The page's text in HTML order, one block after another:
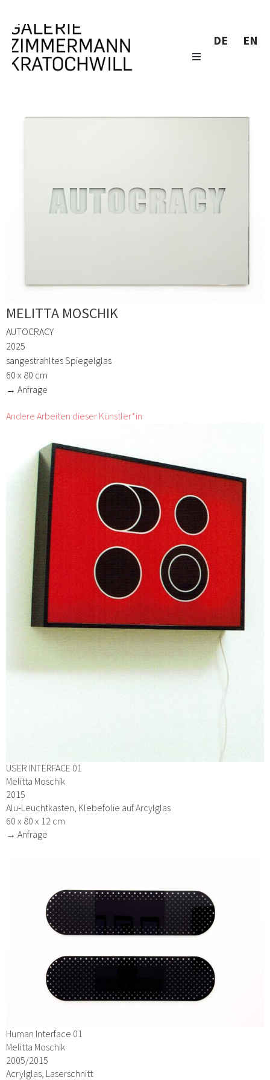
DE EN
MELITTA MOSCHIK
AUTOCRACY
2025
sangestrahltes Spiegelglas
60 x 80 cm
→ Anfrage
Andere Arbeiten dieser Künstler*in
USER INTERFACE 01
Melitta Moschik
2015
Alu-Leuchtkasten, Klebefolie auf Arcylglas
60 x 80 x 12 cm
→ Anfrage
Human Interface 01
Melitta Moschik
2005/2015
Acrylglas, Laserschnitt